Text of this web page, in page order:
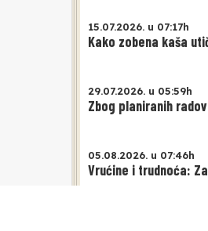
15.07.2026. u 07:17h
Kako zobena kaša
29.07.2026. u 05:59h
Zbog planiranih
05.08.2026. u 07:46h
Vrućine i trudnoća: